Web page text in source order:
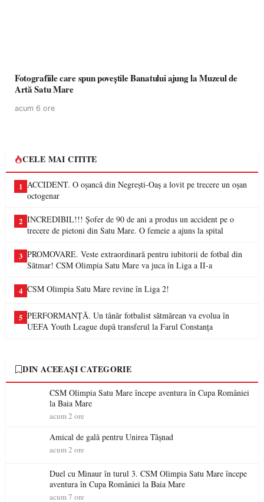
Fotografiile care spun poveștile Banatului ajung la Muzeul de
Artă Satu Mare
acum 6 ore
CELE MAI CITITE
1 ACCIDENT. O oșancă din Negrești-Oaș a lovit pe trecere un oșan
octogenar
2 INCREDIBIL!!! Șofer de 90 de ani a produs un accident pe o
trecere de pietoni din Satu Mare. O femeie a ajuns la spital
3 PROMOVARE. Veste extraordinară pentru iubitorii de fotbal din
Sătmar! CSM Olimpia Satu Mare va juca în Liga a II-a
4 CSM Olimpia Satu Mare revine în Liga 2!
5 PERFORMANȚĂ. Un tânăr fotbalist sătmărean va evolua în
UEFA Youth League după transferul la Farul Constanța
DIN ACEEAȘI CATEGORIE
CSM Olimpia Satu Mare începe aventura în Cupa României
la Baia Mare
acum 2 ore
Amical de gală pentru Unirea Tășnad
acum 2 ore
Duel cu Minaur în turul 3. CSM Olimpia Satu Mare începe
aventura în Cupa României la Baia Mare
acum 7 ore